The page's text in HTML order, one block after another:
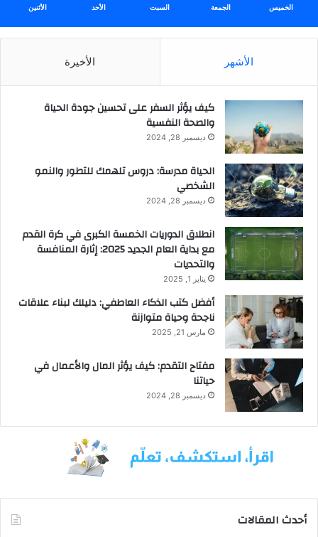
الخميس الجمعة السبت الأحد الأثنين
الأشهر الأخيرة
كيف يؤثر السفر على تحسين جودة الحياة
والصحة النفسية
ديسمبر 28, 2024
الحياة مدرسة: دروس تلهمك للتطور والنمو
الشخصي
ديسمبر 28, 2024
انطلاق الدوريات الخمسة الكبرى في كرة القدم
مع بداية العام الجديد 2025: إثارة المنافسة
والتحديات
يناير 1, 2025
أفضل كتب الذكاء العاطفي: دليلك لبناء علاقات
ناجحة وحياة متوازنة
مارس 21, 2025
مفتاح التقدم: كيف يؤثر المال والأعمال في
حياتنا
ديسمبر 28, 2024
أحدث المقالات